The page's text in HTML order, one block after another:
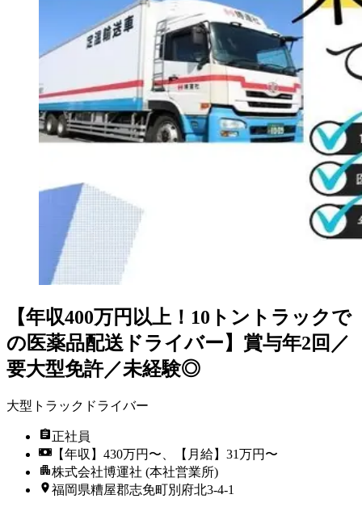
【年収400万円以上！10トントラックで
の医薬品配送ドライバー】賞与年2回／
要大型免許／未経験◎
大型トラックドライバー
正社員
【年収】430万円〜、【月給】31万円〜
株式会社博運社 (本社営業所)
福岡県糟屋郡志免町別府北3-4-1